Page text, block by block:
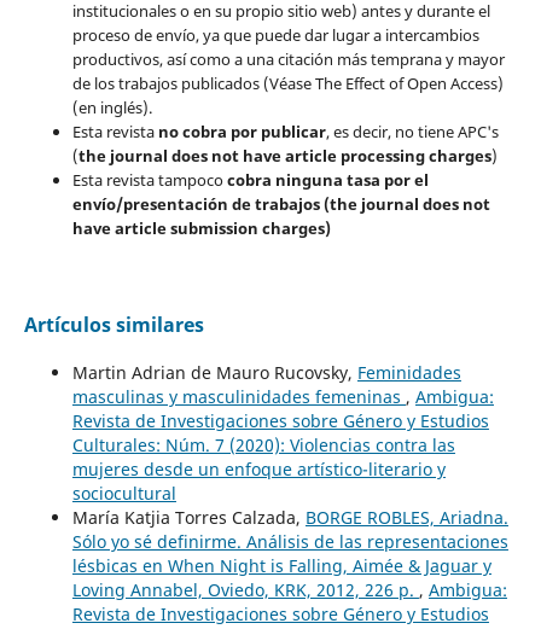
institucionales o en su propio sitio web) antes y durante el
proceso de envío, ya que puede dar lugar a intercambios
productivos, así como a una citación más temprana y mayor
de los trabajos publicados (Véase The Effect of Open Access)
(en inglés).
Esta revista no cobra por publicar, es decir, no tiene APC's
(the journal does not have article processing charges)
Esta revista tampococobra ninguna tasa por el
envío/presentación de trabajos (the journal does not
have article submission charges)
Artículos similares
Martin Adrian de Mauro Rucovsky, Feminidades
masculinas y masculinidades femeninas , Ambigua:
Revista de Investigaciones sobre Género y Estudios
Culturales: Núm. 7 (2020): Violencias contra las
mujeres desde un enfoque artístico-literario y
sociocultural
María Katjia Torres Calzada, BORGE ROBLES, Ariadna.
Sólo yo sé definirme. Análisis de las representaciones
lésbicas en When Night is Falling, Aimée & Jaguar y
Loving Annabel, Oviedo, KRK, 2012, 226 p. , Ambigua:
Revista de Investigaciones sobre Género y Estudios